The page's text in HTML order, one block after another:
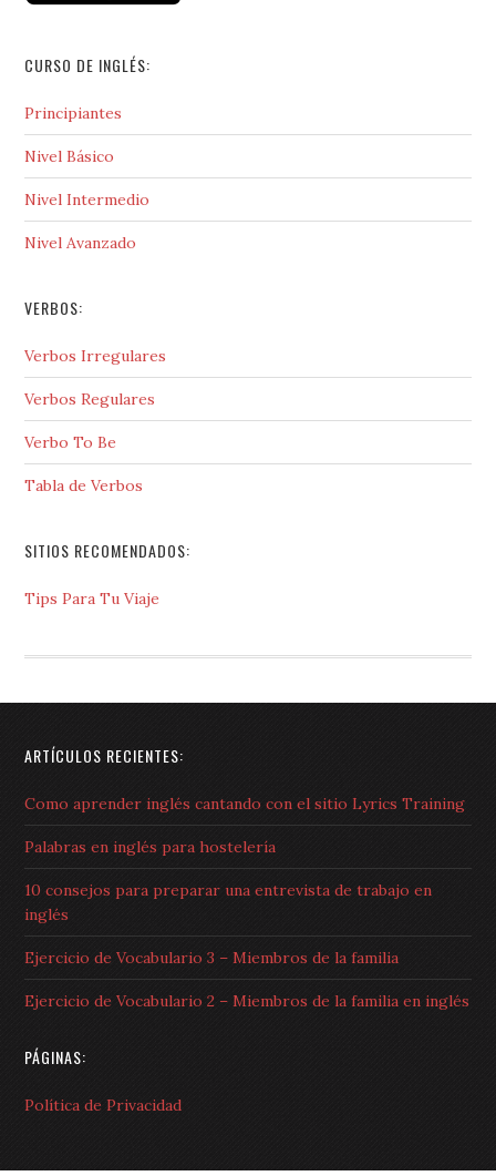
CURSO DE INGLÉS:
Principiantes
Nivel Básico
Nivel Intermedio
Nivel Avanzado
VERBOS:
Verbos Irregulares
Verbos Regulares
Verbo To Be
Tabla de Verbos
SITIOS RECOMENDADOS:
Tips Para Tu Viaje
ARTÍCULOS RECIENTES:
Como aprender inglés cantando con el sitio Lyrics Training
Palabras en inglés para hostelería
10 consejos para preparar una entrevista de trabajo en
inglés
Ejercicio de Vocabulario 3 – Miembros de la familia
Ejercicio de Vocabulario 2 – Miembros de la familia en inglés
PÁGINAS:
Política de Privacidad